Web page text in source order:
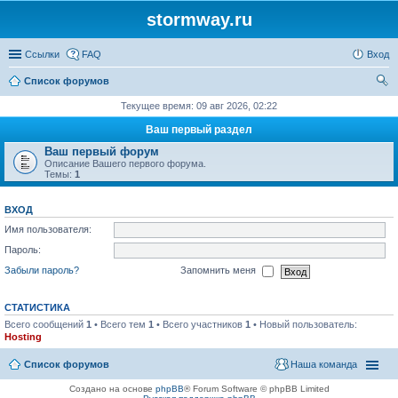
stormway.ru
Ссылки FAQ Вход
Список форумов
Текущее время: 09 авг 2026, 02:22
Ваш первый раздел
Ваш первый форум
Описание Вашего первого форума.
Темы: 1
ВХОД
Имя пользователя:
Пароль:
Забыли пароль?
Запомнить меня
СТАТИСТИКА
Всего сообщений 1 • Всего тем 1 • Всего участников 1 • Новый пользователь:
Hosting
Список форумов Наша команда
Создано на основе phpBB® Forum Software © phpBB Limited